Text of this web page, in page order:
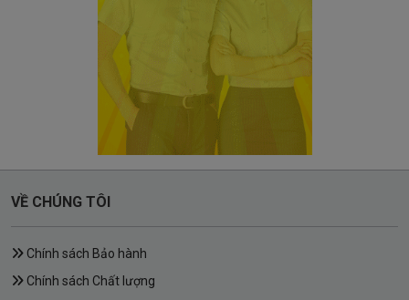
VỀ CHÚNG TÔI
Chính sách Bảo hành
Chính sách Chất lượng